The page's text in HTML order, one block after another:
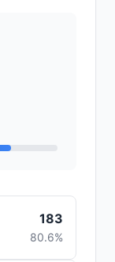
183
80.6%